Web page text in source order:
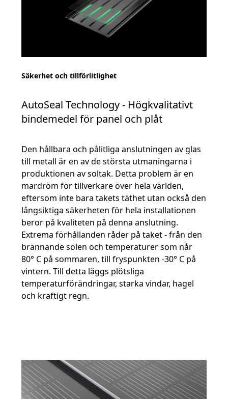
Säkerhet och tillförlitlighet
AutoSeal Technology - Högkvalitativt
bindemedel för panel och plåt
Den hållbara och pålitliga anslutningen av glas
till metall är en av de största utmaningarna i
produktionen av soltak. Detta problem är en
mardröm för tillverkare över hela världen,
eftersom inte bara takets täthet utan också den
långsiktiga säkerheten för hela installationen
beror på kvaliteten på denna anslutning.
Extrema förhållanden råder på taket - från den
brännande solen och temperaturer som når
80° C på sommaren, till fryspunkten -30° C på
vintern. Till detta läggs plötsliga
temperaturförändringar, starka vindar, hagel
och kraftigt regn.